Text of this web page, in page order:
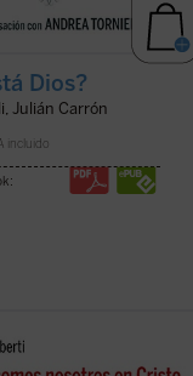
Dios?
Julián Carrón
incluido
nosotros en Cristo
crítica y sistemática